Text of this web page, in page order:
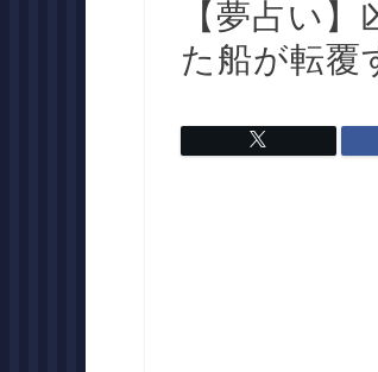
【夢占い
た船が転覆